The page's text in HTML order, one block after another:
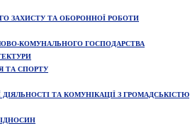
ЗАХИСТУ ТА ОБОРОННОЇ РОБОТИ
КОМУНАЛЬНОГО ГОСПОДАРСТВА
ТА СПОРТУ
ТА КОМУНІКАЦІЇ З ГРОМАДСЬКІСТЮ